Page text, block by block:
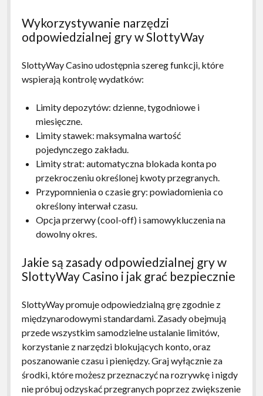
Wykorzystywanie narzędzi
odpowiedzialnej gry w SlottyWay
SlottyWay Casino udostępnia szereg funkcji, które
wspierają kontrolę wydatków:
Limity depozytów: dzienne, tygodniowe i
miesięczne.
Limity stawek: maksymalna wartość
pojedynczego zakładu.
Limity strat: automatyczna blokada konta po
przekroczeniu określonej kwoty przegranych.
Przypomnienia o czasie gry: powiadomienia co
określony interwał czasu.
Opcja przerwy (cool-off) i samowykluczenia na
dowolny okres.
Jakie są zasady odpowiedzialnej gry w
SlottyWay Casino i jak grać bezpiecznie
SlottyWay promuje odpowiedzialną grę zgodnie z
międzynarodowymi standardami. Zasady obejmują
przede wszystkim samodzielne ustalanie limitów,
korzystanie z narzędzi blokujących konto, oraz
poszanowanie czasu i pieniędzy. Graj wyłącznie za
środki, które możesz przeznaczyć na rozrywkę i nigdy
nie próbuj odzyskać przegranych poprzez zwiększenie